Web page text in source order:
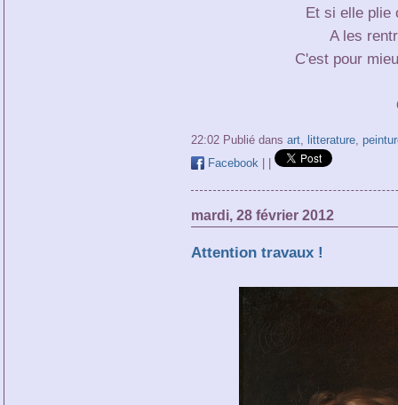
Et si elle plie
A les
C'est pour
22:02 Publié dans art, litterature,
Facebook|
mardi, 28 février 2012
Attention travaux !